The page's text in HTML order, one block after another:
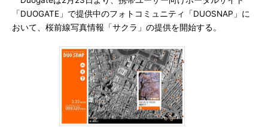
「DUOGATE」で提供中のフォトコミュニティ「DUOSNAP」に
おいて、桜前線写真情報「サクラ」の提供を開始する。